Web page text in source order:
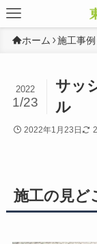
ホーム 施工事例
サッ
ル
2022
1/23
2022年1月23日
施工の見ど